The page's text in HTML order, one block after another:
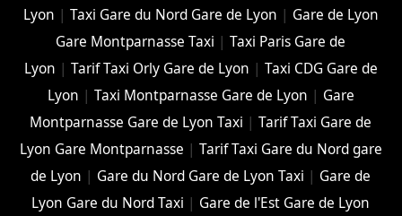
Lyon | Taxi Gare du Nord Gare de Lyon | Gare de Lyon
Gare Montparnasse Taxi |Taxi Paris Gare de
Lyon | Tarif Taxi Orly Gare de Lyon | Taxi CDG Gare de
Lyon | Taxi Montparnasse Gare de Lyon | Gare
Montparnasse Gare de Lyon Taxi |Tarif Taxi Gare de
Lyon Gare Montparnasse | Tarif Taxi Gare du Nord gare
de Lyon | Gare du Nord Gare de Lyon Taxi | Gare de
Lyon Gare du Nord Taxi | Gare de l'Est Gare de Lyon